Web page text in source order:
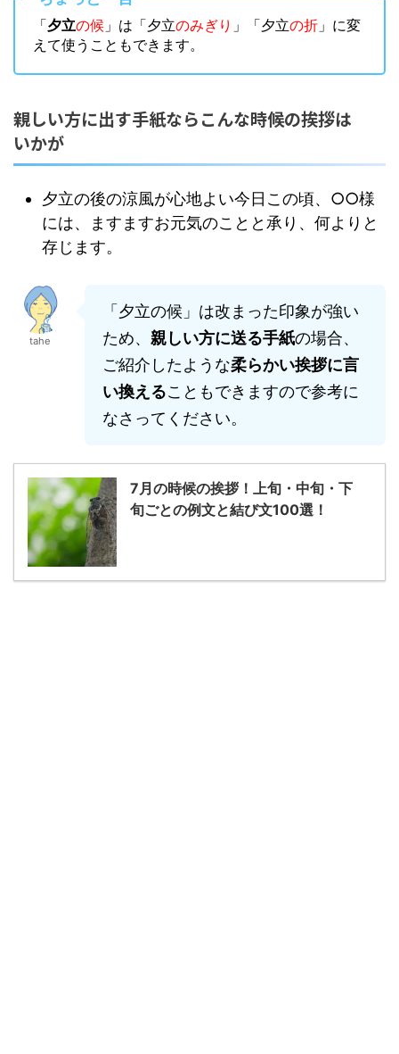
「夕立の候 」は「夕立のみぎり 」「夕立の折 」に変
えて使うこともできます。
親しい方に出す手紙ならこんな時候の挨拶は
いかが
夕立の後の涼風が心地よい今日この頃、○○様
には、ますますお元気のことと承り、何よりと
存じます。
tahe
「夕立の候」は改まった印象が強い
ため、 親しい方に送る手紙の場合、
ご紹介したような柔らかい挨拶に言
い換えることもできますので参考に
なさってください。
7月の時候の挨拶！上旬・中旬・下
旬ごとの例文と結び文100選！